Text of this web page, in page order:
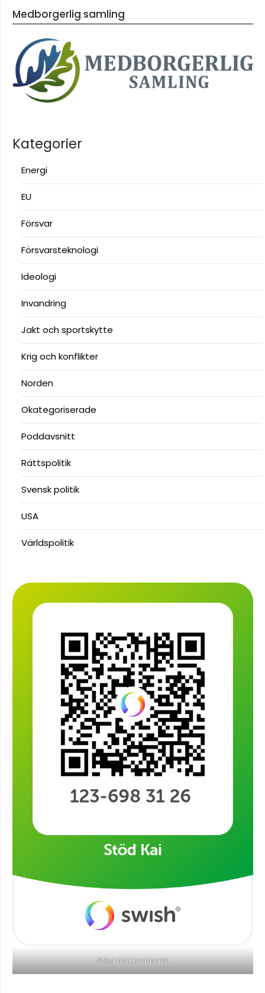
Medborgerlig samling
Kategorier
Energi
EU
Försvar
Försvarsteknologi
Ideologi
Invandring
Jakt och sportskytte
Krig och konflikter
Norden
Okategoriserade
Poddavsnitt
Rättspolitik
Svensk politik
USA
Världspolitik
Stöd min kampanj!